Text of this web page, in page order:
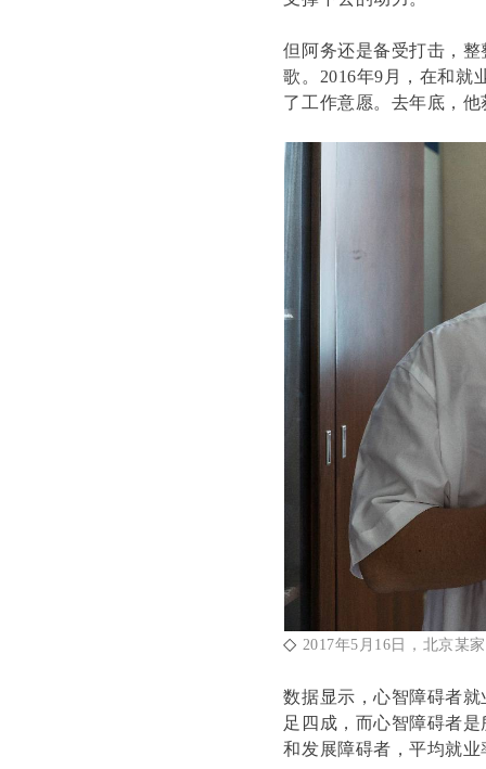
但阿务还是备受打击，
歌。2016年9月，在和就
了工作意愿。去年底，
◇ 2017年5月16日，北京某
数据显示，心智障碍者
足四成，而心智障碍者
和发展障碍者，平均就业